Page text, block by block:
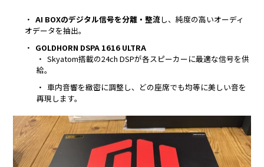
AI BOXのデジタル信号を分離・整流し、純度の高いオーディ
オデータを抽出。
GOLDHORN DSPA 1616 ULTRA
Skyatom搭載の24ch DSPが各スピーカーに最適な信号を供
給。
車内音響を緻密に調整し、どの座席でも均等に美しい音を
再現します。